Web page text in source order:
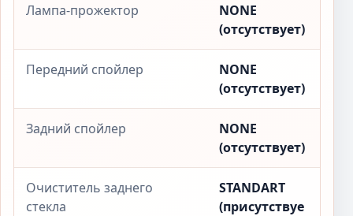
Лампа-прожектор
NONE
(отсутствует)
Передний спойлер
NONE
(отсутствует)
Задний спойлер
NONE
(отсутствует)
Очиститель заднего
стекла
STANDART
(присутствуе